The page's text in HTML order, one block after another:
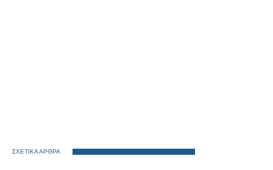
ΣΧΕΤΙΚΑ ΑΡΘΡΑ